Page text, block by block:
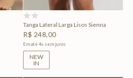
Tanga Lateral Larga Lisos Sienna
R$ 248,00
Em até 4x sem juros
NEW
IN